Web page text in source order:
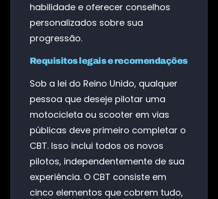
habilidade e oferecer conselhos
personalizados sobre sua
progressão.
Requisitos legais e recomendações
Sob a lei do Reino Unido, qualquer
pessoa que deseje pilotar uma
motocicleta ou scooter em vias
públicas deve primeiro completar o
CBT. Isso inclui todos os novos
pilotos, independentemente de sua
experiência. O CBT consiste em
cinco elementos que cobrem tudo,